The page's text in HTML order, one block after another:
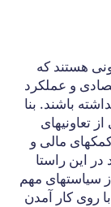
هستند که
و عملکرد
باشند. بنا
تعاونیهای
کمکهای مالی و
این راستا
سیاستهای مهم
روی کار آمدن